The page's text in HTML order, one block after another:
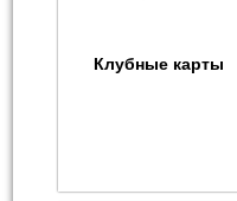
Клубные карты